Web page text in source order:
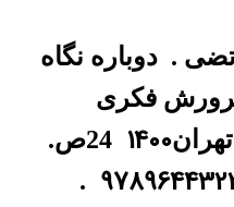
. دوباره نگاه
فکری
140024ص.
.